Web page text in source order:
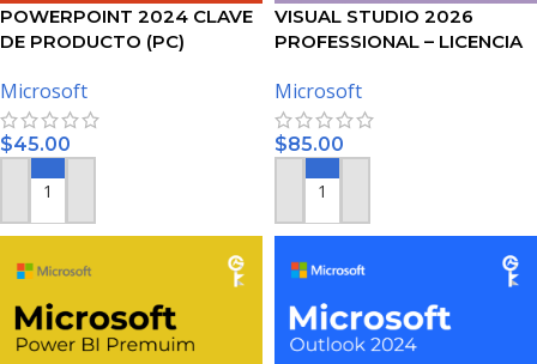
POWERPOINT 2024 CLAVE
DE PRODUCTO (PC)
Microsoft
$45.00
AÑADIR AL CARRITO
VISUAL STUDIO 2026
PROFESSIONAL – LICENCIA
Microsoft
$85.00
AÑADIR AL CARRITO